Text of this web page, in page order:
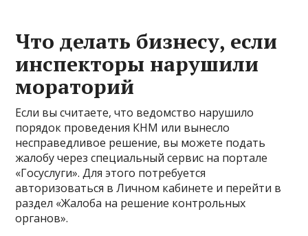
Что делать бизнесу, если
инспекторы нарушили
мораторий
Если вы считаете, что ведомство нарушило
порядок проведения КНМ или вынесло
несправедливое решение, вы можете подать
жалобу через специальный сервис на портале
«Госуслуги». Для этого потребуется
авторизоваться в Личном кабинете и перейти в
раздел «Жалоба на решение контрольных
органов».